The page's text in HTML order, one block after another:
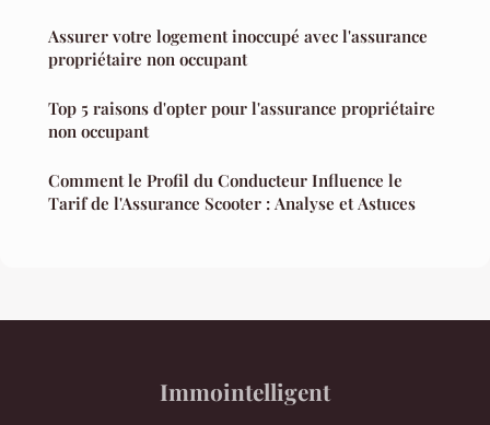
Assurer votre logement inoccupé avec l'assurance
propriétaire non occupant
Top 5 raisons d'opter pour l'assurance propriétaire
non occupant
Comment le Profil du Conducteur Influence le
Tarif de l'Assurance Scooter : Analyse et Astuces
Immointelligent